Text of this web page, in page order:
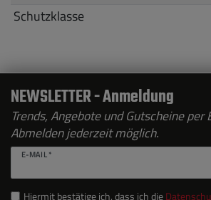
Schutzklasse
NEWSLETTER - Anmeldung
Trends, Angebote und Gutscheine
Abmelden jederzeit möglich.
E-MAIL *
Hiermit bestätige ich, dass ich die